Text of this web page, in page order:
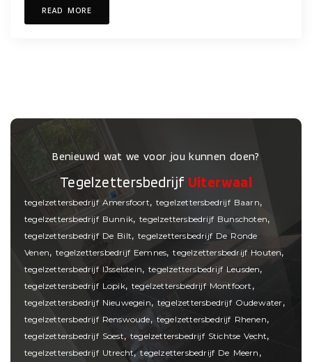
READ MORE
Benieuwd wat we voor jou kunnen doen?
Tegelzettersbedrijf Uiterwaal
tegelzettersbedrijf Amersfoort,tegelzettersbedrijf Baarn,
tegelzettersbedrijf Bunnik,tegelzettersbedrijf Bunschoten,
tegelzettersbedrijf De Bilt,tegelzettersbedrijf De Ronde
Venen,tegelzettersbedrijf Eemnes,tegelzettersbedrijf Houten,
tegelzettersbedrijf IJsselstein,tegelzettersbedrijf Leusden,
tegelzettersbedrijf Lopik,tegelzettersbedrijf Montfoort ,
tegelzettersbedrijf Nieuwegein,tegelzettersbedrijf Oudewater,
tegelzettersbedrijf Renswoude,tegelzettersbedrijf Rhenen,
tegelzettersbedrijf Soest,tegelzettersbedrijf Stichtse Vecht,
tegelzettersbedrijf Utrecht,tegelzettersbedrijf De Meern ,